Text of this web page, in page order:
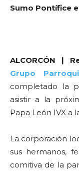
Sumo Pontífice
ALCORCÓN |
Grupo
completado la
asistir a la
Papa León IVX a
La corporación
sus hermanos,
comitiva de la